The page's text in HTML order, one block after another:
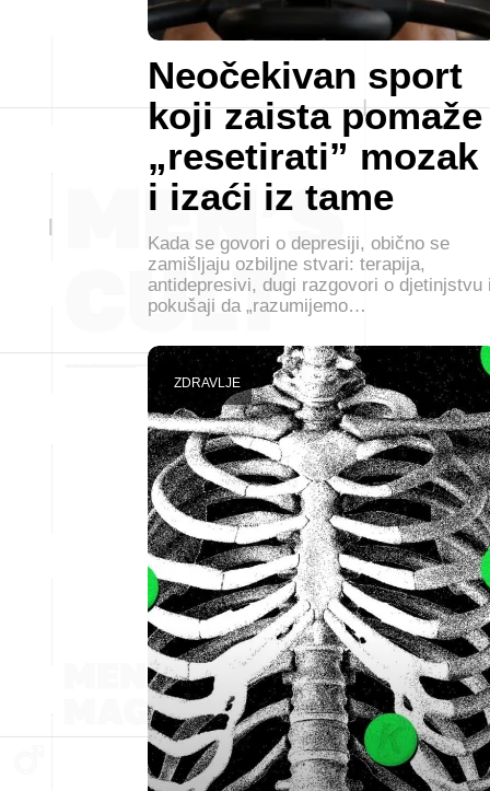
Neočekivan sport
koji zaista pomaže
„resetirati” mozak
i izaći iz tame
Kada se govori o depresiji, obično se
zamišljaju ozbiljne stvari: terapija,
antidepresivi, dugi razgovori o djetinjstvu
pokušaji da „razumijemo…
ZDRAVLJE